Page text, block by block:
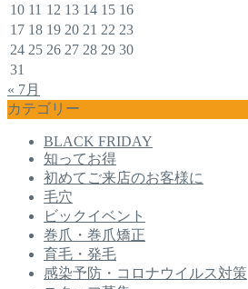
10 11 12 13 14 15 16
17 18 19 20 21 22 23
24 25 26 27 28 29 30
31
« 7月
カテゴリー
BLACK FRIDAY
知ってお得
初めてご来店のお客様に
毛穴
ビックイベント
巻爪・巻爪矯正
育毛・発毛
感染予防・コロナウイルス対策